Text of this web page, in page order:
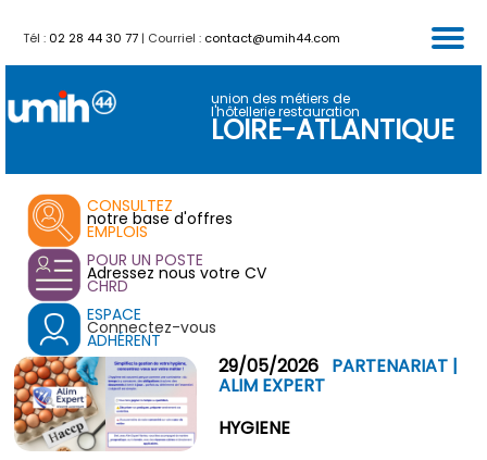
Tél : 02 28 44 30 77 | Courriel : contact@umih44.com
union des métiers de
l'hôtellerie restauration
LOIRE-ATLANTIQUE
CONSULTEZ
notre base d'offres
EMPLOIS
POUR UN POSTE
Adressez nous votre CV
CHRD
ESPACE
Connectez-vous
ADHÉRENT
29/05/2026 PARTENARIAT |
ALIM EXPERT
HYGIENE